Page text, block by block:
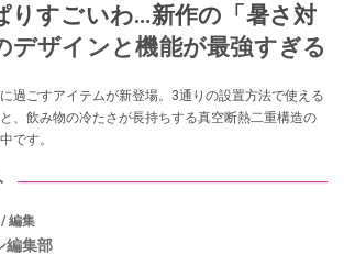
りすごいわ…新作の「暑さ対
デザインと機能が最強すぎる
過ごすアイテムが新登場。3通りの設置方法で使える
、飲み物の冷たさが長持ちする真空断熱二重構造の
です。
編集
編集部